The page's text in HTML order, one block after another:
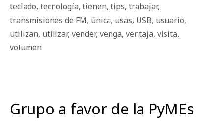
teclado, tecnología, tienen, tips, trabajar,
transmisiones de FM, única, usas, USB, usuario,
utilizan, utilizar, vender, venga, ventaja, visita,
volumen
Grupo a favor de la PyMEs